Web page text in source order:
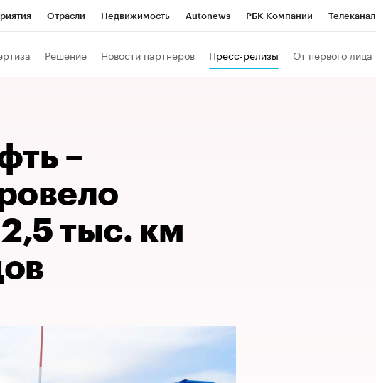
Отрасли Недвижимость Autonews РБК Компании Телеканал
Решение Новости партнеров Пресс-релизы От первого лица
–
тыс. км